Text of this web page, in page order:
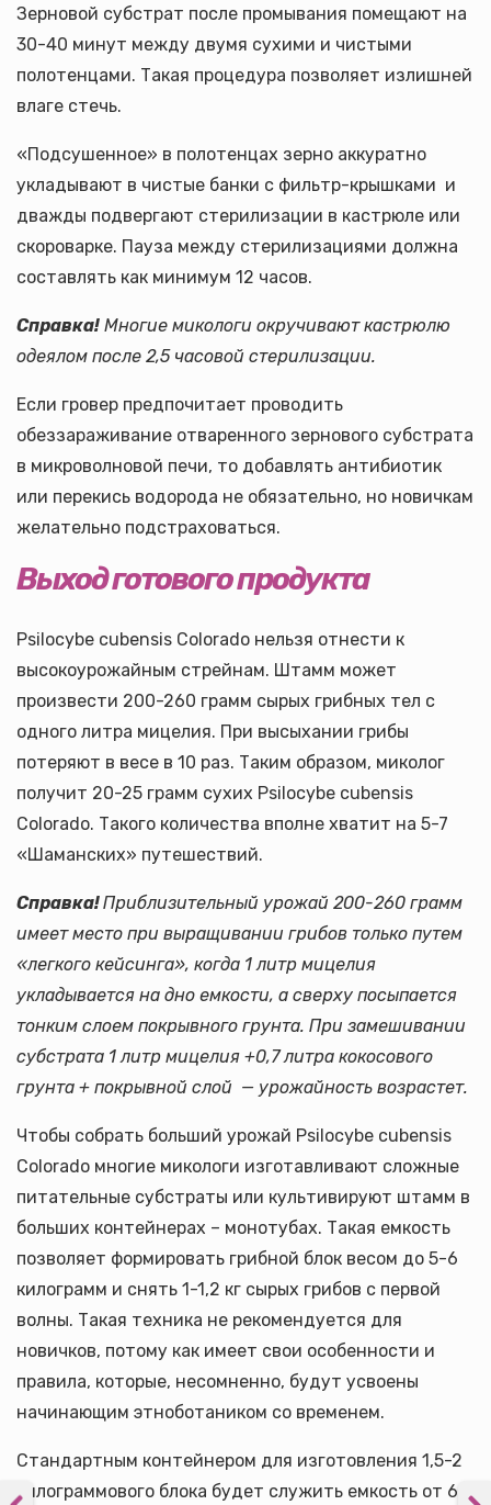
Зерновой субстрат после промывания помещают на
30-40 минут между двумя сухими и чистыми
полотенцами. Такая процедура позволяет излишней
влаге стечь.
«Подсушенное» в полотенцах зерно аккуратно
укладывают в чистые банки с фильтр-крышками и
дважды подвергают стерилизации в кастрюле или
скороварке. Пауза между стерилизациями должна
составлять как минимум 12 часов.
Справка! Многие микологи окручивают кастрюлю
одеялом после 2,5 часовой стерилизации.
Если гровер предпочитает проводить
обеззараживание отваренного зернового субстрата
в микроволновой печи, то добавлять антибиотик
или перекись водорода не обязательно, но новичкам
желательно подстраховаться.
Выход готового продукта
Psilocybe cubensis Colorado нельзя отнести к
высокоурожайным стрейнам. Штамм может
произвести 200-260 грамм сырых грибных тел с
одного литра мицелия. При высыхании грибы
потеряют в весе в 10 раз. Таким образом, миколог
получит 20-25 грамм сухих Psilocybe cubensis
Colorado. Такого количества вполне хватит на 5-7
«Шаманских» путешествий.
Справка!Приблизительный урожай 200-260 грамм
имеет место при выращивании грибов только путем
«легкого кейсинга», когда 1 литр мицелия
укладывается на дно емкости, а сверху посыпается
тонким слоем покрывного грунта. При замешивании
субстрата 1 литр мицелия +0,7 литра кокосового
грунта + покрывной слой — урожайность возрастет.
Чтобы собрать больший урожай Psilocybe cubensis
Colorado многие микологи изготавливают сложные
питательные субстраты или культивируют штамм в
больших контейнерах – монотубах. Такая емкость
позволяет формировать грибной блок весом до 5-6
килограмм и снять 1-1,2 кг сырых грибов с первой
волны. Такая техника не рекомендуется для
новичков, потому как имеет свои особенности и
правила, которые, несомненно, будут усвоены
начинающим этноботаником со временем.
Стандартным контейнером для изготовления 1,5-2
килограммового блока будет служить емкость от 6